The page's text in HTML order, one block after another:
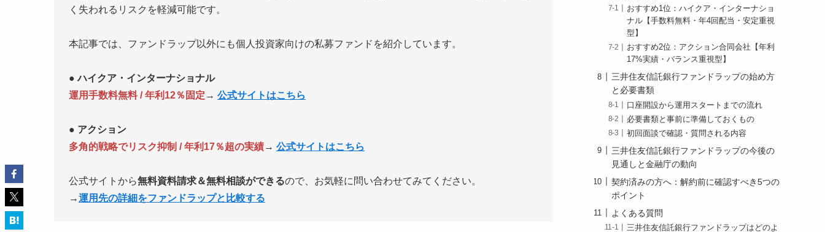
く失われるリスクを軽減可能です。
本記事では、ファンドラップ以外にも個人投資家向けの私募ファンドを紹介しています。
● ハイクア・インターナショナル
運用手数料無料 / 年利12％固定 → 公式サイトはこちら
● アクション
多角的戦略でリスク抑制 / 年利17％超の実績→ 公式サイトはこちら
公式サイトから無料資料請求＆無料相談ができるので、お気軽に問い合わせてみてください。
→運用先の詳細をファンドラップと比較する
おすすめ1位：ハイクア・インターナショ
ナル【手数料無料・年4回配当・安定重視
型】
おすすめ2位：アクション合同会社【年利
17%実績・バランス重視型】
三井住友信託銀行ファンドラップの始め方
と必要書類
口座開設から運用スタートまでの流れ
必要書類と事前に準備しておくもの
初回面談で確認・質問される内容
三井住友信託銀行ファンドラップの今後の
見通しと金融庁の動向
契約済みの方へ：解約前に確認すべき5つの
ポイント
よくある質問
三井住友信託銀行ファンドラップはどのよ